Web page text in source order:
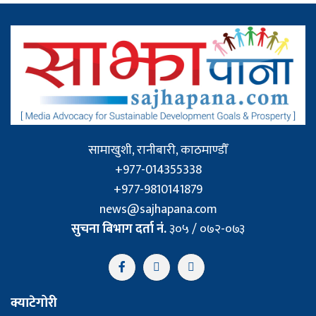
सामाखुशी, रानीबारी, काठमाण्डौँ
+977-014355338
+977-9810141879
news@sajhapana.com
सुचना बिभाग दर्ता नं.३०५ / ०७२-०७३
क्याटेगोरी